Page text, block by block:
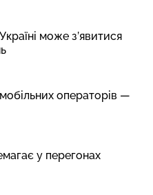
може з’явитися
операторів —
у перегонах